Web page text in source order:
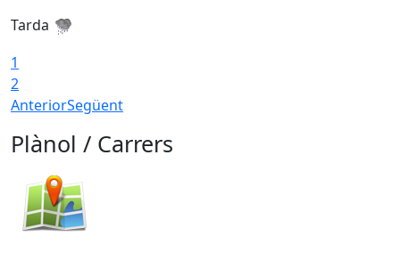
Tarda
1
2
AnteriorSegüent
Plànol / Carrers